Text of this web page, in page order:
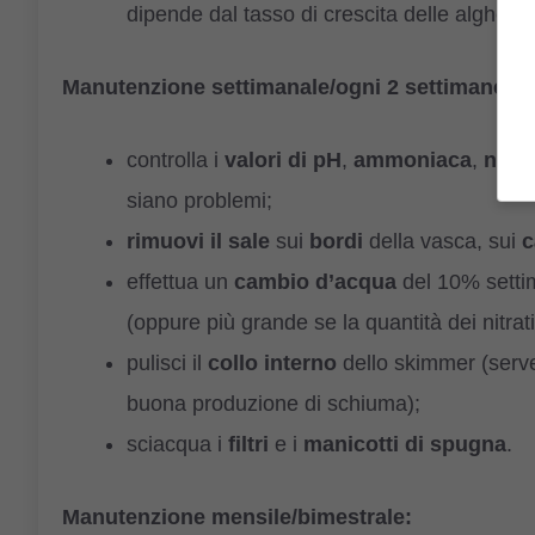
dipende dal tasso di crescita delle alghe
Manutenzione settimanale/ogni 2 settimane:
controlla i valori di pH, ammoniaca, nitriti
siano problemi;
rimuovi il sale sui bordi della vasca, sui
effettua un cambio d’acqua del 10%
(oppure più grande se la quantità dei
pulisci il collo interno dello skimmer
buona produzione di schiuma);
sciacqua i filtri e i manicotti di spugna.
Manutenzione mensile/bimestrale: